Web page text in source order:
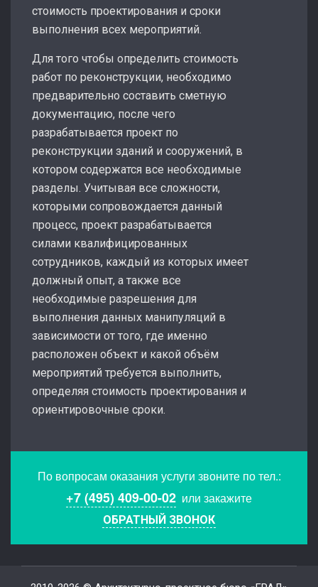
стоимость проектирования и сроки
выполнения всех мероприятий.
Для того чтобы определить стоимость
работ по реконструкции, необходимо
предварительно составить сметную
документацию, после чего
разрабатывается проект по
реконструкции зданий и сооружений, в
котором содержатся все необходимые
разделы. Учитывая все сложности,
которыми сопровождается данный
процесс, проект разрабатывается
силами квалифицированных
сотрудников, каждый из которых имеет
должный опыт, а также все
необходимые разрешения для
выполнения данных манипуляций в
зависимости от того, где именно
расположен объект и какой объём
мероприятий требуется выполнить,
определяя стоимость проектирования и
ориентировочные сроки.
По вопросам оказания услуги звоните по тел.:
+7 (495) 409-00-02 или закажите
ОБРАТНЫЙ ЗВОНОК